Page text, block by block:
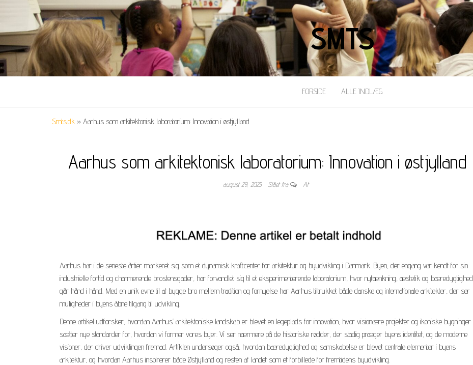
SMTS
FORSIDE ALLE INDLÆG
Smts.dk » Aarhus som arkitektonisk laboratorium: Innovation i østjylland
Aarhus som arkitektonisk laboratorium: Innovation i østjylland
august 29, 2025 Slået fra Af
Aarhus har i de seneste årtier markeret sig som et dynamisk kraftcenter for arkitektur og byudvikling i Danmark. Byen, der engang var kendt for sin
industrielle fortid og charmerende brostensgader, har forvandlet sig til et eksperimenterende laboratorium, hvor nytænkning, æstetik og bæredygtighed
går hånd i hånd. Med en unik evne til at bygge bro mellem tradition og fornyelse har Aarhus tiltrukket både danske og internationale arkitekter, der ser
muligheder i byens åbne tilgang til udvikling.
Denne artikel udforsker, hvordan Aarhus’ arkitektoniske landskab er blevet en legeplads for innovation, hvor visionære projekter og ikoniske bygninger
sætter nye standarder for, hvordan vi former vores byer. Vi ser nærmere på de historiske rødder, der stadig præger byens identitet, og de moderne
visioner, der driver udviklingen fremad. Artiklen undersøger også, hvordan bæredygtighed og samskabelse er blevet centrale elementer i byens
arkitektur, og hvordan Aarhus inspirerer både Østjylland og resten af landet som et forbillede for fremtidens byudvikling.